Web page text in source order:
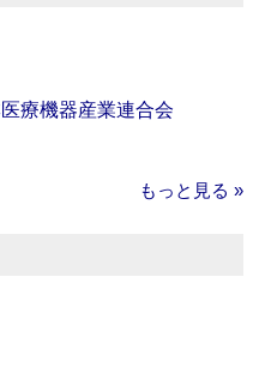
療機器産業連合会
もっと見る »